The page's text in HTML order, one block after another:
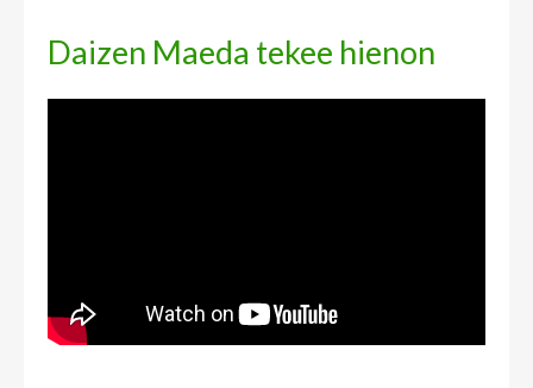
Daizen Maeda tekee hienon